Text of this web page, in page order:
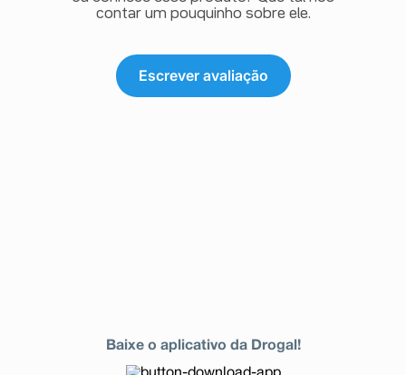
contar um pouquinho sobre ele.
Escrever avaliação
Baixe o aplicativo da Drogal!